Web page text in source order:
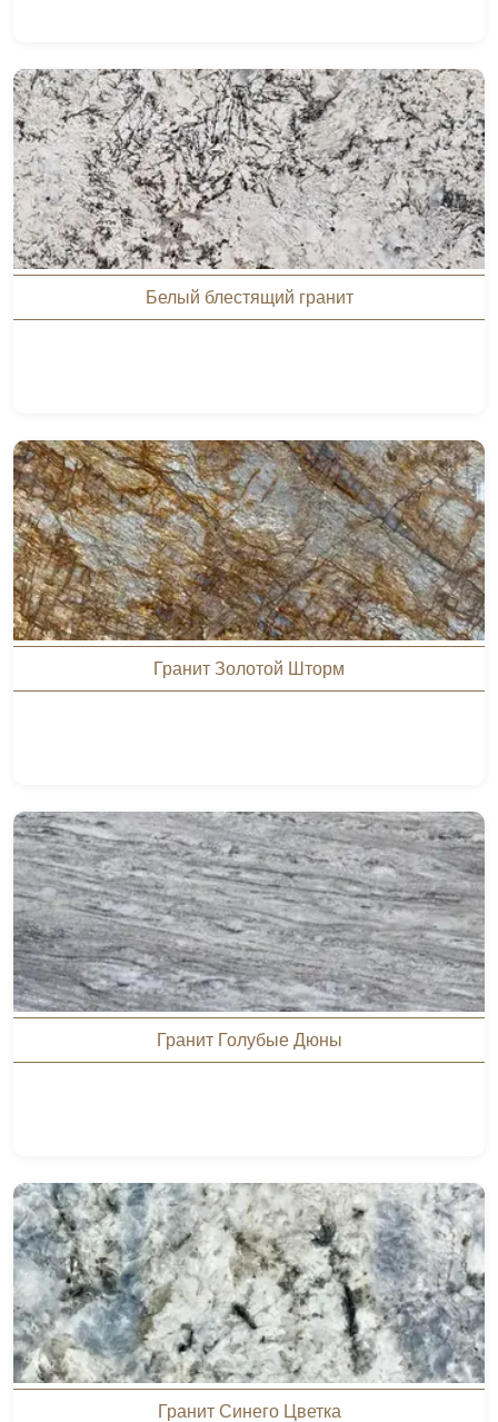
Белый блестящий гранит
Гранит Золотой Шторм
Гранит Голубые Дюны
Гранит Синего Цветка